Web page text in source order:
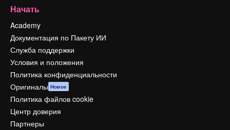
Начать
Academy
Документация по Пакету ИИ
Служба поддержки
Условия и положения
Политика конфиденциальности
Оригиналы Новое
Политика файлов cookie
Центр доверия
Партнеры